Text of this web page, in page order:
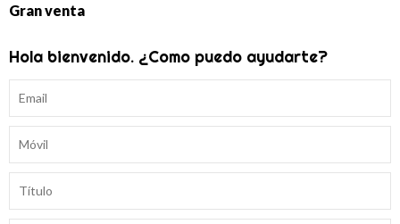
Gran venta
Hola bienvenido. ¿Como puedo ayudarte?